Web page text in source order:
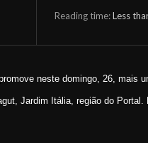
Reading time:Less
neste domingo, 26, mais
Jardim Itália, região do